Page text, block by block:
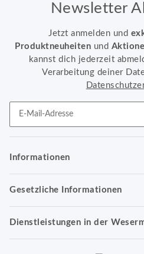
Newsletter
Jetzt anmelden und
Produktneuheiten und
kannst dich jederzeit
Verarbeitung deiner
Informationen
Gesetzliche Informationen
Dienstleistungen in der